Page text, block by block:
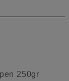
250gr